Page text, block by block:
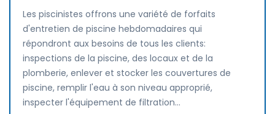
Les piscinistes offrons une variété de forfaits
d'entretien de piscine hebdomadaires qui
répondront aux besoins de tous les clients:
inspections de la piscine, des locaux et de la
plomberie, enlever et stocker les couvertures de
piscine, remplir l'eau à son niveau approprié,
inspecter l'équipement de filtration...